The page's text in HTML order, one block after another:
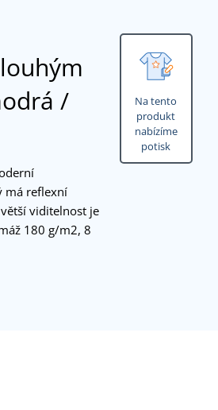
Na tento
produkt
nabízíme
potisk
/
má reflexní
viditelnost je
180 g/m2, 8